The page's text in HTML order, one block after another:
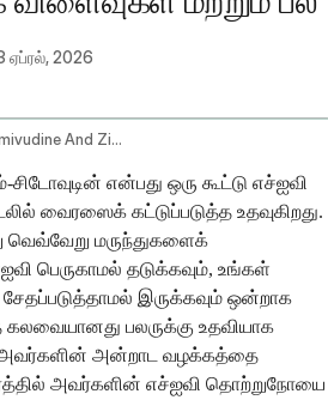
ஏப்ரல், 2026
Abacavir Lamivudine And Zidovudine Oral Route
சிடோவுடின் என்பது ஒரு கூட்டு எச்ஐவி
வைரஸைக் கட்டுப்படுத்த உதவுகிறது.
வெவ்வேறு மருந்துகளைக்
பெருகாமல் தடுக்கவும், உங்கள்
இருக்கவும் ஒன்றாக
பலருக்கு உதவியாக
அவர்களின் அன்றாட வழக்கத்தை
அவர்களின் எச்ஐவி தொற்றுநோயை